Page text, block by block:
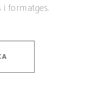
i formatges.